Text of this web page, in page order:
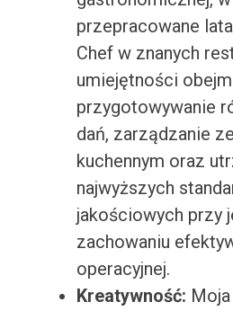
przepracowane
Chef w znanych
umiejętności
przygotowywanie
dań, zarządzanie
kuchennym oraz
najwyższych
jakościowych przy
zachowaniu
operacyjnej.
Kreatywność: